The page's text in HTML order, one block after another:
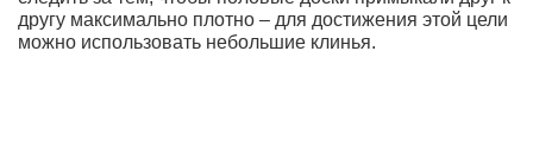
другу максимально плотно – для достижения этой цели
можно использовать небольшие клинья.